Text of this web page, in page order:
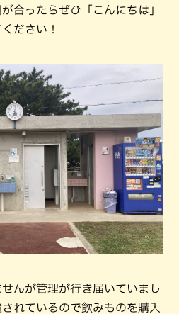
合ったらぜひ「こんにちは」
ださい！
んが管理が行き届いていまし
れているので飲みものを購入